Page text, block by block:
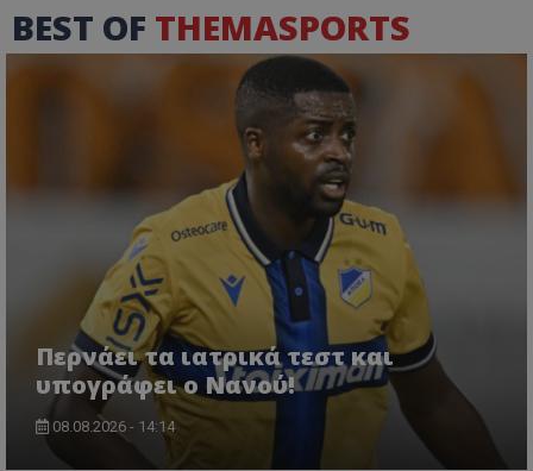
BEST OF THEMASPORTS
Περνάει τα ιατρικά τεστ και
υπογράφει ο Νανού!
08.08.2026 - 14:14